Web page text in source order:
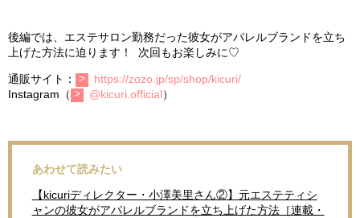
後編では、エステサロン勤務だった彼女がアパレルブランドを立ち
上げた方法に迫ります！ 次回もお楽しみに♡
通販サイト：
https://zozo.jp/sp/shop/kicuri/
Instagram（
@kicuri.official ）
あわせて読みたい
【kicuriディレクター・小澤美里さん②】元エステティシ
ャンの彼女がアパレルブランドを立ち上げた方法［連載・